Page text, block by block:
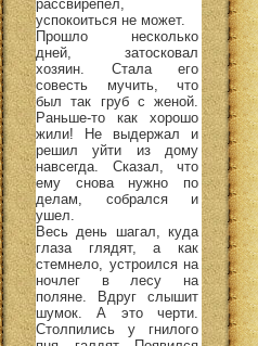
рассвирепел,
успокоиться не может.
Прошло несколько
дней, затосковал
хозяин. Стала его
совесть мучить, что
был так груб с женой.
Раньше-то как хорошо
жили! Не выдержал и
решил уйти из дому
навсегда. Сказал, что
ему снова нужно по
делам, собрался и
ушел.
Весь день шагал, куда
глаза глядят, а как
стемнело, устроился на
ночлег в лесу на
поляне. Вдруг слышит
шумок. А это черти.
Столпились у гнилого